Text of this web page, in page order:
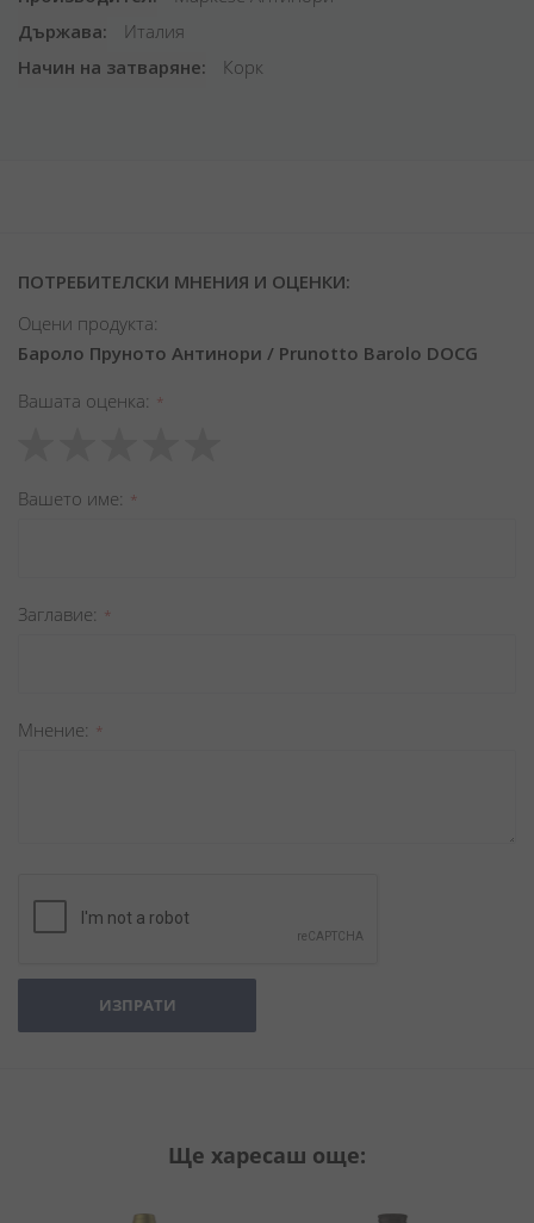
Държава
Италия
Начин на затваряне
Корк
ПОТРЕБИТЕЛСКИ МНЕНИЯ И ОЦЕНКИ:
Оцени продукта:
Бароло Пруното Антинори / Prunotto Barolo DOCG
Вашата оценка
star
stars
stars
stars
stars
Вашето име
Заглавиe
Мнение
ИЗПРАТИ
Ще харесаш още: